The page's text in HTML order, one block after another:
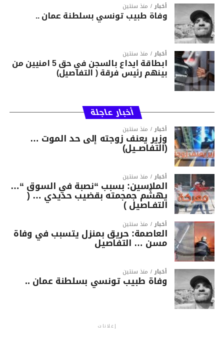
أخبار منذ سنتين
وفاة طبيب تونسي بسلطنة عمان ..
أخبار منذ سنتين
ابطاقة ايداع بالسجن في حق 5 امنيين من
بينهم رئيس فرقة ( التفاصيل)
أخبار عاجلة
أخبار منذ سنتين
وزير يعنف زوجته إلى حد الموت …
(التفاصــيل)
أخبار منذ سنتين
الملاسين: بسبب “نصبة في السوق “…
يهشّم جمجمته بقضيب حديدي … (
التفـاصيل )
أخبار منذ سنتين
العاصمة: حريق بمنزل يتسبب في وفاة
مسن … التفاصيل
أخبار منذ سنتين
وفاة طبيب تونسي بسلطنة عمان ..
إعلانات